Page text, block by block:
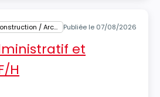
BTP / Matériaux de construction / Architecture Publiée le 07/08/2026
et
H